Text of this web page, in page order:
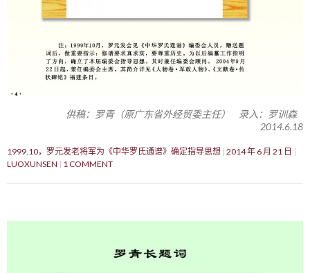
供稿：罗青（原广东省外经贸委主任） 录入：罗训森
2014.6.18
1999.10，罗元发老将军为《中华罗氏通谱》确定指导思想 2014 年 6 月 21 日
LUOXUNSEN
1 COMMENT